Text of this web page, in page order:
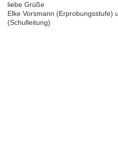
liebe Grüße
Elke Vorsmann (Erprobungsstufe)
(Schulleitung)